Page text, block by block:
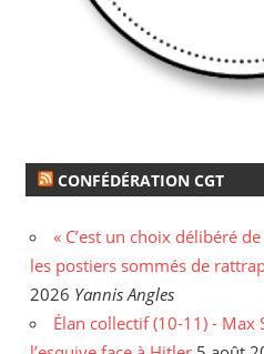
CONFÉDÉRATION CGT
« C’est un choix délibéré
les postiers sommés de
2026 Yannis Angles
Élan collectif (10-11) - Max